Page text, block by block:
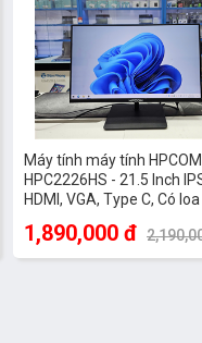
Máy tính máy tính HPCOM
HPC2226HS - 21.5 Inch
HDMI, VGA, Type C, Có loa
1,890,000 đ